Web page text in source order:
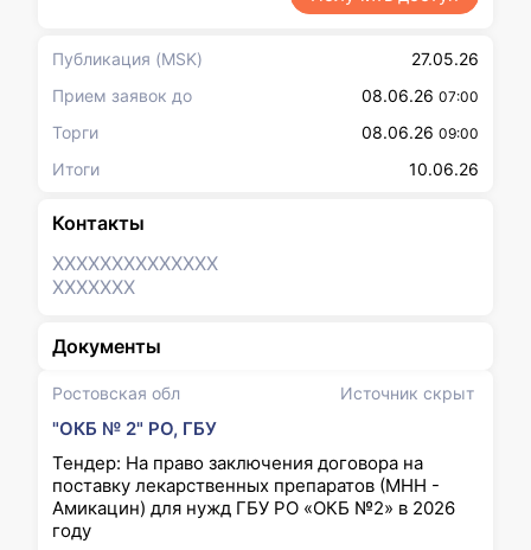
Ростовская обл Источник скрыт
"ОКБ № 2" РО, ГБУ
Тендер: На право заключения договора на
поставку лекарственных препаратов (МНН -
Амикацин) для нужд ГБУ РО «ОКБ №2» в 2026
году
Публикация (MSK)
27.05.26
Прием заявок до
08.06.26 07:00
Торги 08.06.26 09:00
Итоги 10.06.26
Контакты
XXXXXXXXXXXXXX
XXXXXXX
Документы